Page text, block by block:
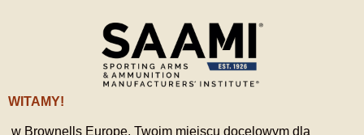
WITAMY!
w Brownells Europe, Twoim miejscu docelowym dla